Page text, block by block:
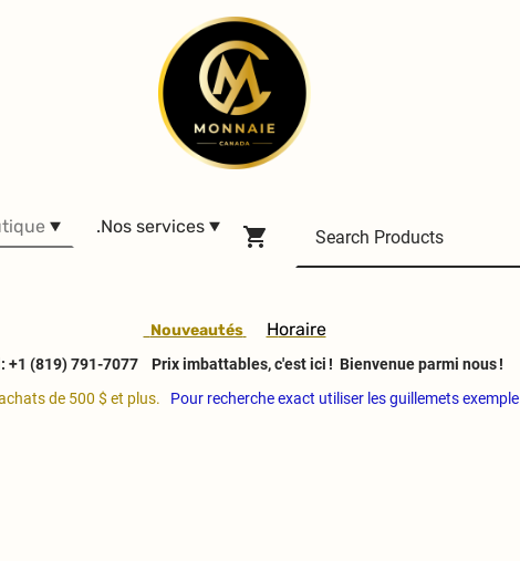
.Nos services
Nouveautés Horaire
+1 (819) 791-7077
Prix imbattables, c'est ici ! Bienvenue parmi nous !
de 500 $ et plus.
Pour recherche exact utiliser les guillemets exemple